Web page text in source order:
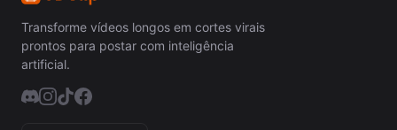
Transforme vídeos longos em cortes virais
prontos para postar com inteligência
artificial.